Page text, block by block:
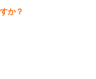
か？